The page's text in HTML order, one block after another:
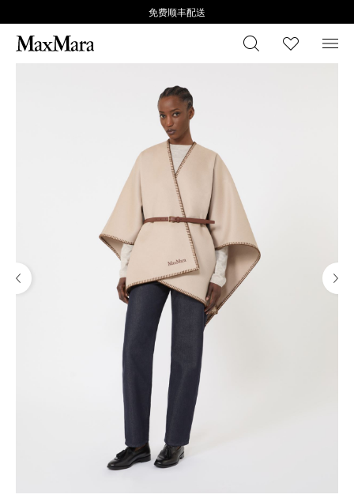
免费顺丰配送
搜索 心愿清
菜